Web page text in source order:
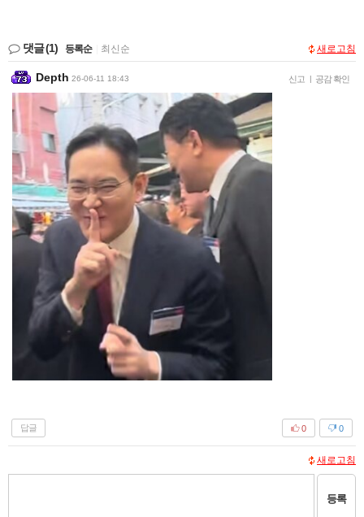
댓글(1) 등록순 최신순 새로고침
Depth 26-06-11 18:43 신고 공감 확인
답글 0
0
새로고침
등록